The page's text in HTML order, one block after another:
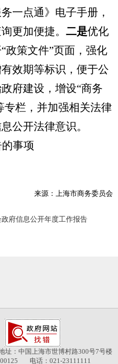
一点通》电子手册，
更加便捷。 二是优化
“政策文件”页面， 强化
效期等标识， 便于公
府建设，增设“商务
专栏，并加强相关法律
公开法律意识。
事项
来源：上海市商务委员会
政府信息公开年度工作报告
址：中国上海市世博村路300号7号楼
电话：021-23111111